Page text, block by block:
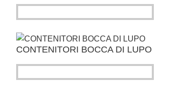
CONTENITORI BOCCA DI LUPO